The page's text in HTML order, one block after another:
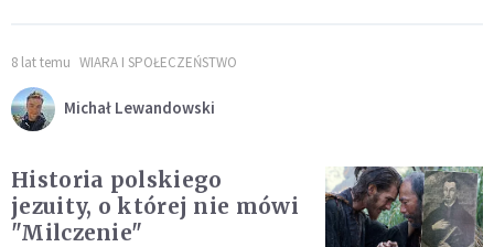
8 lat temu WIARA I SPOŁECZEŃSTWO
Michał Lewandowski
Historia polskiego
jezuity, o której nie mówi
"Milczenie"